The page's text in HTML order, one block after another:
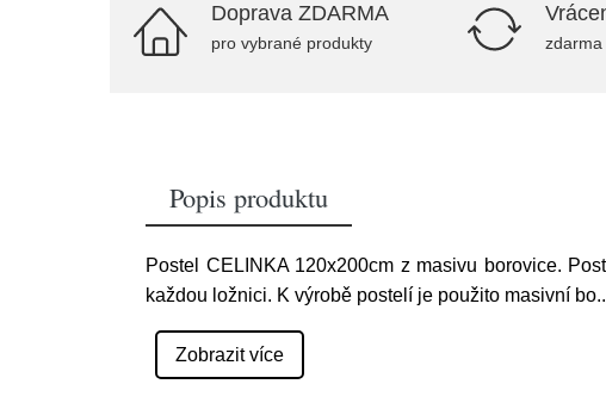
Doprava ZDARMA
pro vybrané produkty zdarma
Popis produktu
Postel CELINKA 120x200cm z masivu borovice.
každou ložnici. K výrobě postelí je použito masivní bo
Zobrazit více